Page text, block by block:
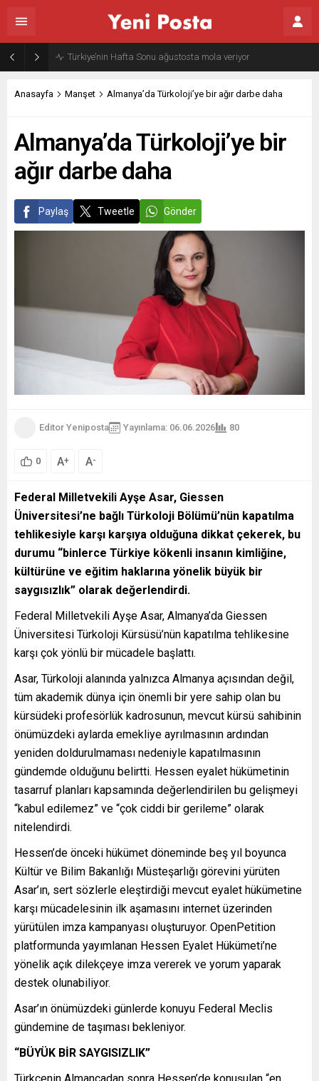
Gazze’nin geleceği: Teknokratik kontrol mü, kolonializm mi?
Anasayfa Manşet Almanya’da Türkoloji’ye bir ağır darbe daha
Almanya’da Türkoloji’ye bir
ağır darbe daha
Paylaş Tweetle Gönder
Editor Yeniposta Yayınlama: 06.06.2026 80
0 A+ A-
Federal Milletvekili Ayşe Asar, Giessen
Üniversitesi’ne bağlı Türkoloji Bölümü’nün kapatılma
tehlikesiyle karşı karşıya olduğuna dikkat çekerek, bu
durumu “binlerce Türkiye kökenli insanın kimliğine,
kültürüne ve eğitim haklarına yönelik büyük bir
saygısızlık” olarak değerlendirdi.
Federal Milletvekili Ayşe Asar, Almanya’da Giessen
Üniversitesi Türkoloji Kürsüsü’nün kapatılma tehlikesine
karşı çok yönlü bir mücadele başlattı.
Asar, Türkoloji alanında yalnızca Almanya açısından değil,
tüm akademik dünya için önemli bir yere sahip olan bu
kürsüdeki profesörlük kadrosunun, mevcut kürsü sahibinin
önümüzdeki aylarda emekliye ayrılmasının ardından
yeniden doldurulmaması nedeniyle kapatılmasının
gündemde olduğunu belirtti. Hessen eyalet hükümetinin
tasarruf planları kapsamında değerlendirilen bu gelişmeyi
“kabul edilemez” ve “çok ciddi bir gerileme” olarak
nitelendirdi.
Hessen’de önceki hükümet döneminde beş yıl boyunca
Kültür ve Bilim Bakanlığı Müsteşarlığı görevini yürüten
Asar’ın, sert sözlerle eleştirdiği mevcut eyalet hükümetine
karşı mücadelesinin ilk aşamasını internet üzerinden
yürütülen imza kampanyası oluşturuyor. OpenPetition
platformunda yayımlanan Hessen Eyalet Hükümeti’ne
yönelik açık dilekçeye imza vererek ve yorum yaparak
destek olunabiliyor.
Asar’ın önümüzdeki günlerde konuyu Federal Meclis
gündemine de taşıması bekleniyor.
“BÜYÜK BİR SAYGISIZLIK”
Türkçenin Almancadan sonra Hessen’de konuşulan “en